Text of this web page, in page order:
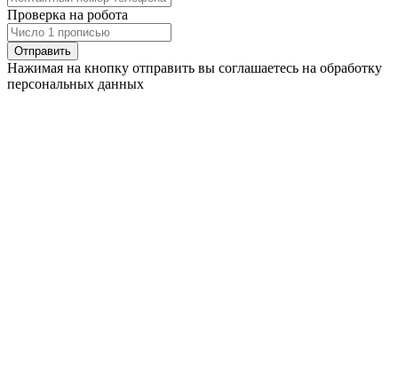
Проверка на робота
Нажимая на кнопку отправить вы соглашаетесь на обработку
персональных данных